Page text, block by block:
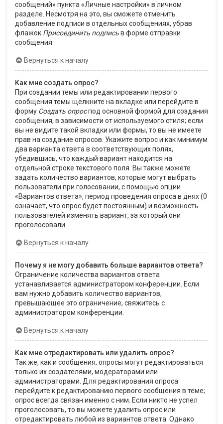
сообщений» пункта «Личные настройки» в личном
разделе. Несмотря на это, вы сможете отменить
добавление подписи в отдельных сообщениях, убрав
флажок Присоединить подписьв форме отправки
сообщения.
Вернуться к началу
Как мне создать опрос?
При создании темы или редактировании первого
сообщения темы щёлкните на вкладке или перейдите в
форму Создать опроспод основной формой для создания
сообщения, в зависимости от используемого стиля; если
вы не видите такой вкладки или формы, то вы не имеете
прав на создание опросов. Укажите вопрос и как минимум
два варианта ответа в соответствующих полях,
убедившись, что каждый вариант находится на
отдельной строке текстового поля. Вы также можете
задать количество вариантов, которые могут выбрать
пользователи при голосовании, с помощью опции
«Вариантов ответа», период проведения опроса в днях (0
означает, что опрос будет постоянным) и возможность
пользователей изменять вариант, за который они
проголосовали.
Вернуться к началу
Почему я не могу добавить больше вариантов ответа?
Ограничение количества вариантов ответа
устанавливается администратором конференции. Если
вам нужно добавить количество вариантов,
превышающее это ограничение, свяжитесь с
администратором конференции.
Вернуться к началу
Как мне отредактировать или удалить опрос?
Так же, как и сообщения, опросы могут редактироваться
только их создателями, модераторами или
администраторами. Для редактирования опроса
перейдите к редактированию первого сообщения в теме;
опрос всегда связан именно с ним. Если никто не успел
проголосовать, то вы можете удалить опрос или
отредактировать любой из вариантов ответа. Однако